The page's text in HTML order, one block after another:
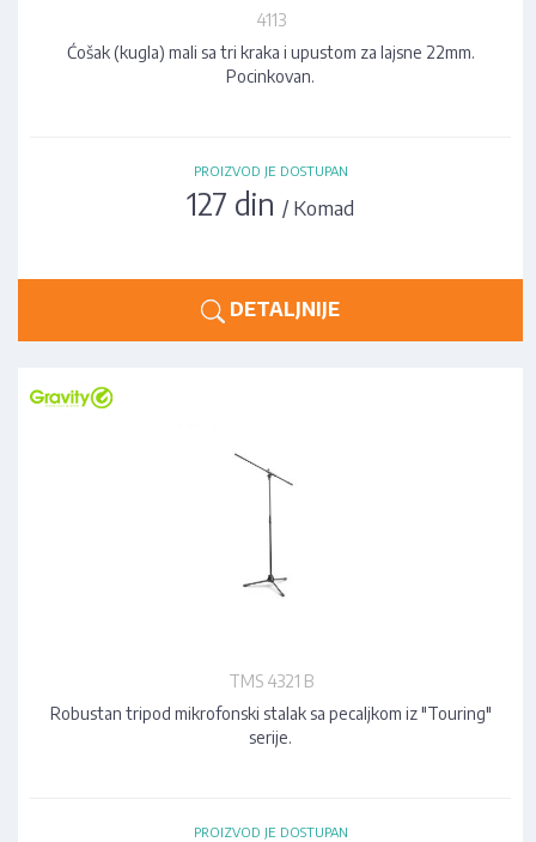
4113
Ćošak (kugla) mali sa tri kraka i upustom za lajsne 22mm.
Pocinkovan.
PROIZVOD JE DOSTUPAN
127 din/ Komad
DETALJNIJE
TMS 4321 B
Robustan tripod mikrofonski stalak sa pecaljkom iz "Touring"
serije.
PROIZVOD JE DOSTUPAN